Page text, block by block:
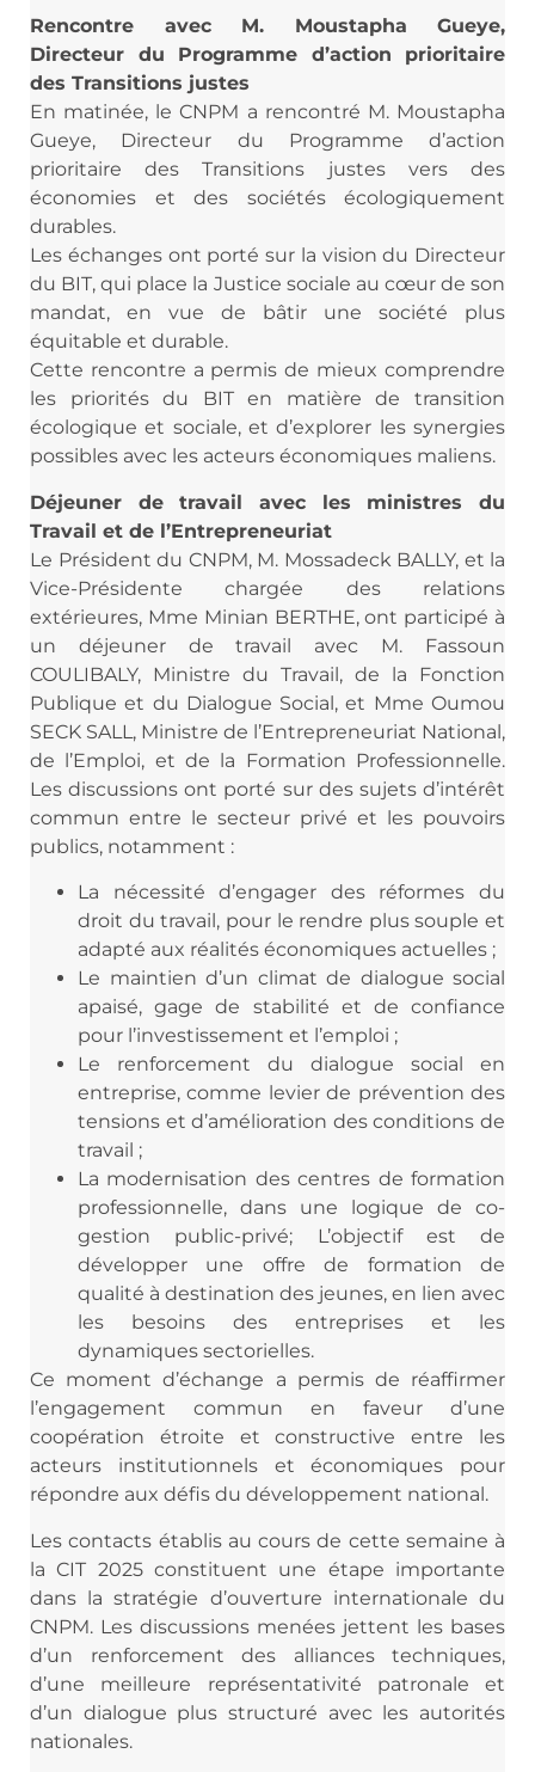
Rencontre avec M. Moustapha Gueye,
Directeur du Programme d’action prioritaire
des Transitions justes
En matinée, le CNPM a rencontré M. Moustapha
Gueye, Directeur du Programme d’action
prioritaire des Transitions justes vers des
économies et des sociétés écologiquement
durables.
Les échanges ont porté sur la vision du Directeur
du BIT, qui place la Justice sociale au cœur de son
mandat, en vue de bâtir une société plus
équitable et durable.
Cette rencontre a permis de mieux comprendre
les priorités du BIT en matière de transition
écologique et sociale, et d’explorer les synergies
possibles avec les acteurs économiques maliens.
Déjeuner de travail avec les ministres du
Travail et de l’Entrepreneuriat
Le Président du CNPM, M. Mossadeck BALLY, et la
Vice-Présidente chargée des relations
extérieures, Mme Minian BERTHE, ont participé à
un déjeuner de travail avec M. Fassoun
COULIBALY, Ministre du Travail, de la Fonction
Publique et du Dialogue Social, et Mme Oumou
SECK SALL, Ministre de l’Entrepreneuriat National,
de l’Emploi, et de la Formation Professionnelle.
Les discussions ont porté sur des sujets d’intérêt
commun entre le secteur privé et les pouvoirs
publics, notamment :
La nécessité d’engager des réformes du
droit du travail, pour le rendre plus souple et
adapté aux réalités économiques actuelles ;
Le maintien d’un climat de dialogue social
apaisé, gage de stabilité et de confiance
pour l’investissement et l’emploi ;
Le renforcement du dialogue social en
entreprise, comme levier de prévention des
tensions et d’amélioration des conditions de
travail ;
La modernisation des centres de formation
professionnelle, dans une logique de co-
gestion public-privé; L’objectif est de
développer une offre de formation de
qualité à destination des jeunes, en lien avec
les besoins des entreprises et les
dynamiques sectorielles.
Ce moment d’échange a permis de réaffirmer
l’engagement commun en faveur d’une
coopération étroite et constructive entre les
acteurs institutionnels et économiques pour
répondre aux défis du développement national.
Les contacts établis au cours de cette semaine à
la CIT 2025 constituent une étape importante
dans la stratégie d’ouverture internationale du
CNPM. Les discussions menées jettent les bases
d’un renforcement des alliances techniques,
d’une meilleure représentativité patronale et
d’un dialogue plus structuré avec les autorités
nationales.